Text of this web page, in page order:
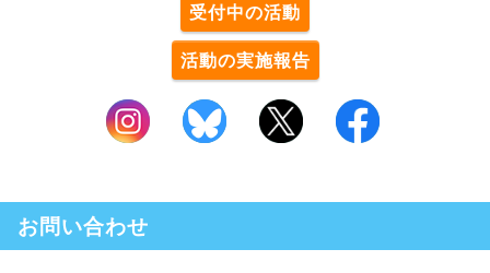
受付中の活動
活動の実施報告
お問い合わせ